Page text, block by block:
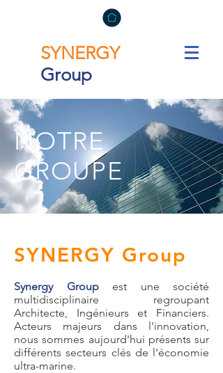
SYNERGY
Group
NOTRE
GROUPE
SYNERGY Group
Synergy Groupest une société
multidisciplinaire regroupant
Architecte, Ingénieurs et Financiers.
Acteurs majeurs dans l'innovation,
nous sommes aujourd'hui présents sur
différents secteurs clés de l'économie
ultra-marine.